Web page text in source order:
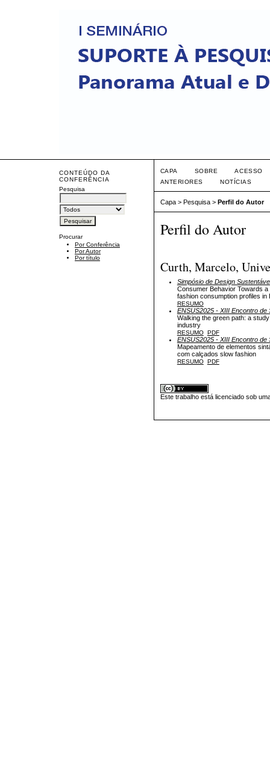
CONTEÚDO DA
CONFERÊNCIA
Pesquisa
Procurar
Por Conferência
Por Autor
Por título
CAPA SOBRE
ACESSO
ANTERIORES
NOTÍCIAS
Capa> Pesquisa> Perfil do Autor
Perfil do Autor
Curth, Marcelo,
Simpósio de Design
Consumer Behavior Towards
fashion consumption profiles in
RESUMO
ENSUS2025 - XIII Encontro de
Walking the green path: a
industry
RESUMO PDF
ENSUS2025 - XIII Encontro de
Mapeamento de elementos
com calçados slow fashion
RESUMO PDF
Este trabalho está licenciado sob